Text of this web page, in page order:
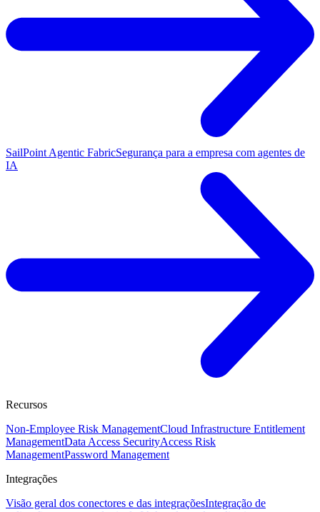
SailPoint Agentic FabricSegurança para a empresa com agentes de
IA
Recursos
Non-Employee Risk ManagementCloud Infrastructure Entitlement
ManagementData Access SecurityAccess Risk
ManagementPassword Management
Integrações
Visão geral dos conectores e das integraçõesIntegração de